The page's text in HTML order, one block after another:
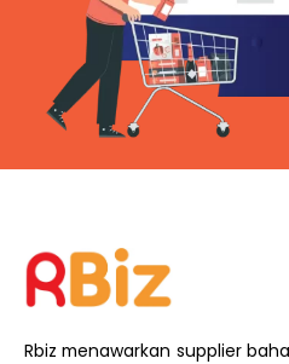
Rbiz menawarkan supplier